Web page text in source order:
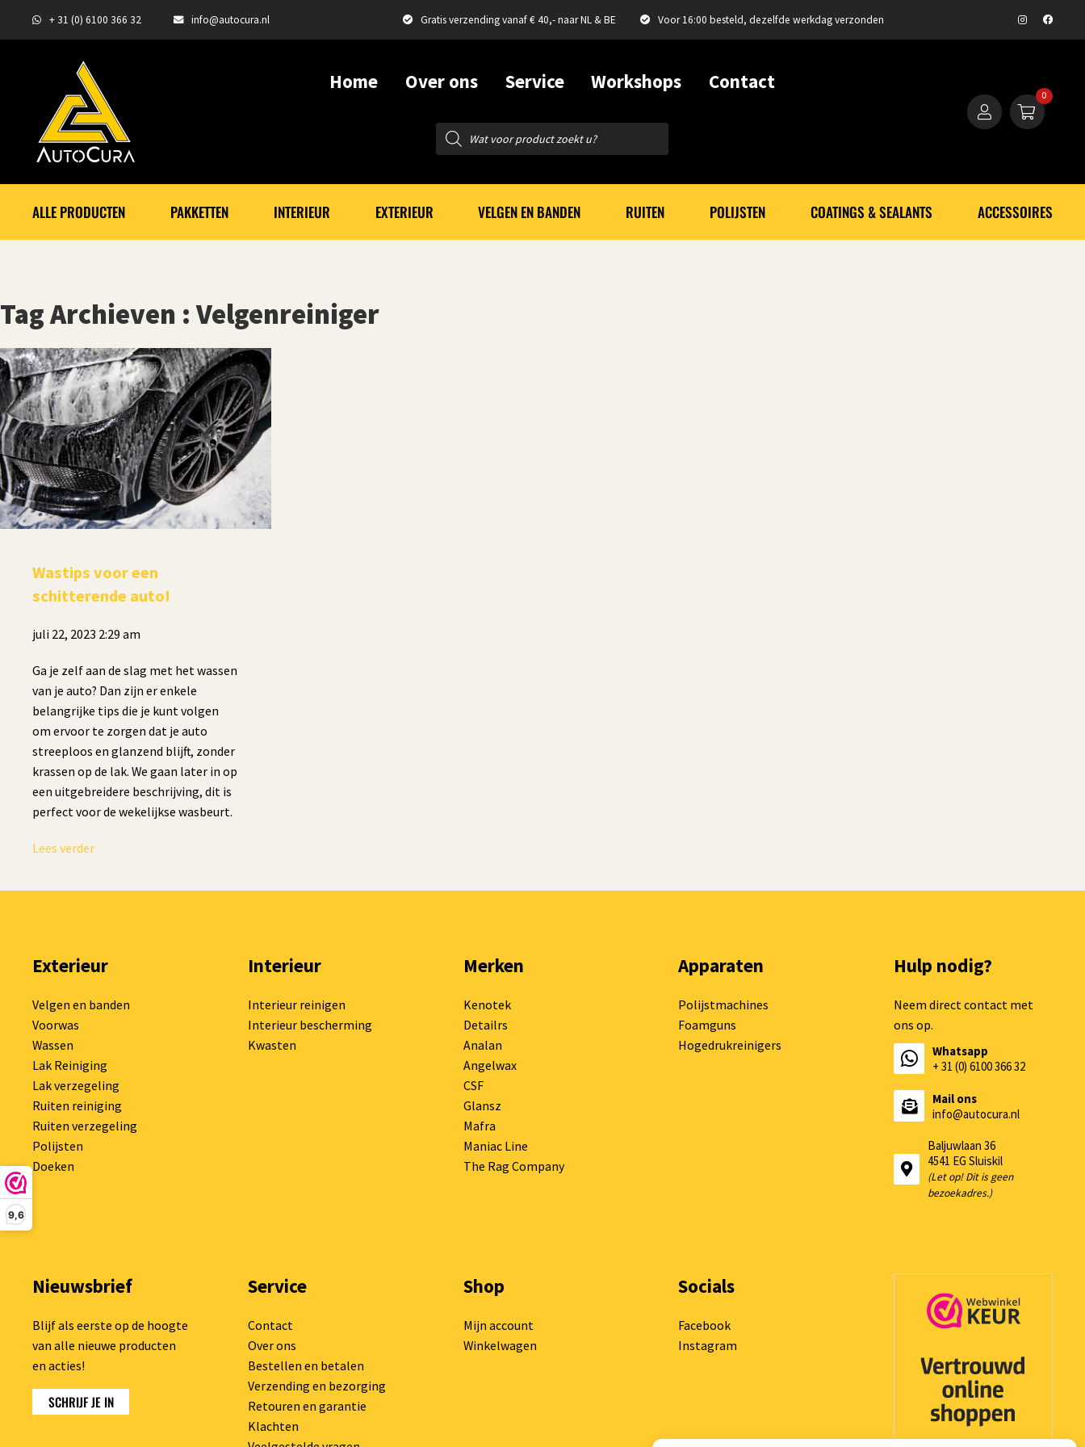
9,6
+ 31 (0) 6100 366 32 info@autocura.nl Gratis verzending vanaf € 40,- naar NL & BE Voor 16:00 besteld, dezelfde werkdag verzonden
Home Over ons Service Workshops Contact
Producten
zoeken
0
ALLE PRODUCTEN PAKKETTEN INTERIEUR EXTERIEUR VELGEN EN BANDEN RUITEN POLIJSTEN COATINGS & SEALANTS ACCESSOIRES
Tag Archieven : Velgenreiniger
Wastips voor een
schitterende auto!
juli 22, 2023 2:29 am
Ga je zelf aan de slag met het wassen
van je auto? Dan zijn er enkele
belangrijke tips die je kunt volgen
om ervoor te zorgen dat je auto
streeploos en glanzend blijft, zonder
krassen op de lak. We gaan later in op
een uitgebreidere beschrijving, dit is
perfect voor de wekelijkse wasbeurt.
Lees verder
Exterieur
Velgen en banden
Voorwas
Wassen
Lak Reiniging
Lak verzegeling
Ruiten reiniging
Ruiten verzegeling
Polijsten
Doeken
Interieur
Interieur reinigen
Interieur bescherming
Kwasten
Merken
Kenotek
Detailrs
Analan
Angelwax
CSF
Glansz
Mafra
Maniac Line
The Rag Company
Apparaten
Polijstmachines
Foamguns
Hogedrukreinigers
Hulp nodig?
Neem direct contact met
ons op.
Whatsapp
+ 31 (0) 6100 366 32
Mail ons
info@autocura.nl
Baljuwlaan 36
4541 EG Sluiskil
(Let op! Dit is geen
bezoekadres.)
Nieuwsbrief
Blijf als eerste op de hoogte
van alle nieuwe producten
en acties!
SCHRIJF JE IN
Service
Contact
Over ons
Bestellen en betalen
Verzending en bezorging
Retouren en garantie
Klachten
Shop
Mijn account
Winkelwagen
Socials
Facebook
Instagram